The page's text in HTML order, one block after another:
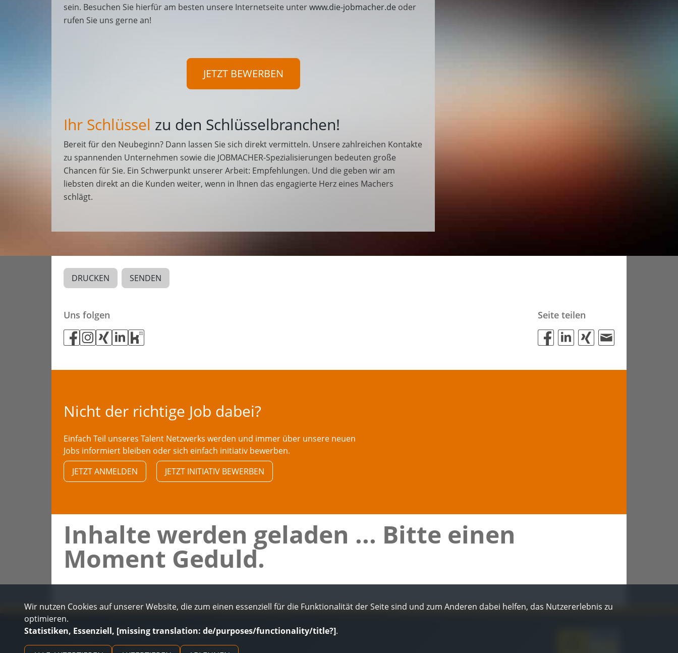
sein. Besuchen Sie hierfür am besten unsere Internetseite unterwww.die-jobmacher.de oder
rufen Sie uns gerne an!
JETZT BEWERBEN
Ihr Schlüssel zu den Schlüsselbranchen!
Bereit für den Neubeginn? Dann lassen Sie sich direkt vermitteln. Unsere zahlreichen Kontakte
zu spannenden Unternehmen sowie die JOBMACHER-Spezialisierungen bedeuten große
Chancen für Sie. Ein Schwerpunkt unserer Arbeit: Empfehlungen. Und die geben wir am
liebsten direkt an die Kunden weiter, wenn in Ihnen das engagierte Herz eines Machers
schlägt.
DRUCKEN SENDEN
Uns folgen Seite teilen
Nicht der richtige Job dabei?
Einfach Teil unseres Talent Netzwerks werden und immer über unsere neuen
Jobs informiert bleiben oder sich einfach initiativ bewerben.
JETZT ANMELDEN
JETZT INITIATIV BEWERBEN
Inhalte werden geladen ... Bitte einen
Moment Geduld.
KONTAKT DATENSCHUTZ IMPRESSUM AGB
Wir nutzen Cookies auf unserer Website, die zum einen essenziell für die Funktionalität der Seite sind und zum Anderen dabei helfen, das Nutzererlebnis zu
optimieren.
Statistiken, Essenziell, [missing translation: de/purposes/functionality/title?].